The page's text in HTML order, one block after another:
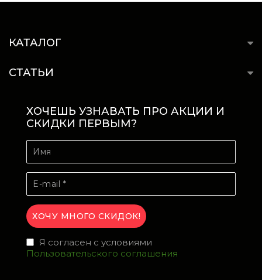
КАТАЛОГ
СТАТЬИ
ХОЧЕШЬ УЗНАВАТЬ ПРО АКЦИИ И
СКИДКИ ПЕРВЫМ?
Я согласен с условиями
Пользовательского соглашения